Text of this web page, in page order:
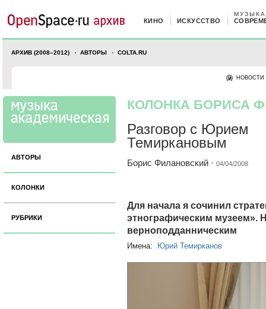
КИНО ИСКУССТВО
МУЗЫКА
АРХИВ (2008–2012) АВТОРЫ COLTA.RU
НОВОСТИ
АВТОРЫ
КОЛОНКИ
РУБРИКИ
КОЛОНКА БОРИСА
Разговор с Юрием
Темиркановым
Борис Филановский · 04/04/2008
Для начала я сочинил
этнографическим музеем».
верноподданническим
Имена: Юрий Темирканов